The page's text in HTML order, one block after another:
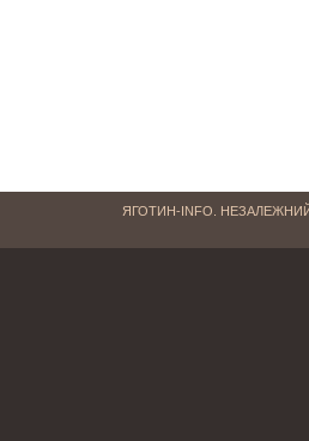
ЯГОТИН-INFO.